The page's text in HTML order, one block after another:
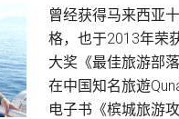
曾经获得马来西亚
格，也于2013年荣
大奖《最佳旅游部
在中国知名旅遊
电子书《槟城旅游